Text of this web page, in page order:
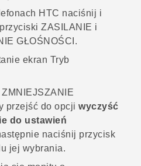
HTC naciśnij i
ZASILANIE i
GŁOŚNOŚCI .
ekran Tryb
ZMNIEJSZANIE
przejść do opcji wyczyść
do ustawień
naciśnij przycisk
jej wybrania.